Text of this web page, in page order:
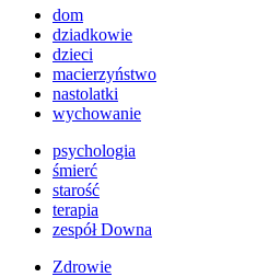
dom
dziadkowie
dzieci
macierzyństwo
nastolatki
wychowanie
psychologia
śmierć
starość
terapia
zespół Downa
Zdrowie